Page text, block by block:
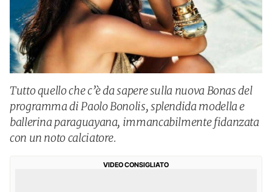
Tutto quello che c’è da sapere sulla nuova Bonas del
programma di Paolo Bonolis, splendida modella e
ballerina paraguayana, immancabilmente fidanzata
con un noto calciatore.
VIDEO CONSIGLIATO